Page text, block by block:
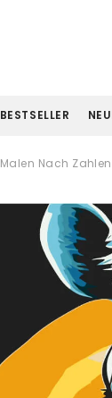
BESTSELLER
Malen Nach